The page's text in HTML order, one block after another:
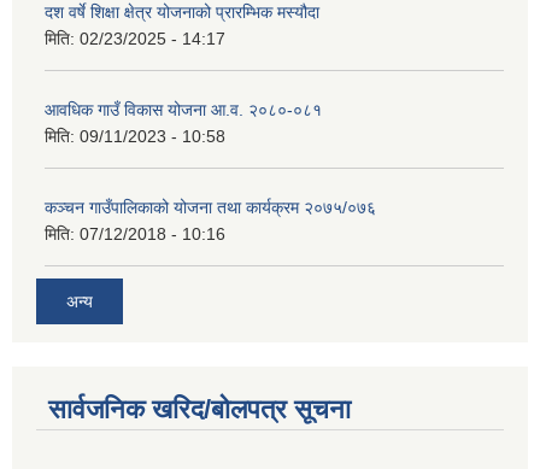
दश वर्षे शिक्षा क्षेत्र योजनाको प्रारम्भिक मस्यौदा
मिति: 02/23/2025 - 14:17
आवधिक गाउँ विकास योजना आ.व. २०८०-०८१
मिति: 09/11/2023 - 10:58
कञ्चन गाउँपालिकाको योजना तथा कार्यक्रम २०७५/०७६
मिति: 07/12/2018 - 10:16
अन्य
सार्वजनिक खरिद/बोलपत्र सूचना